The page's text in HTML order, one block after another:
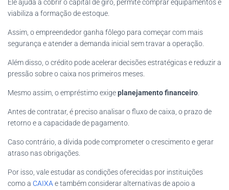
Ele ajuda a cobrir o capital de giro, permite comprar equipamentos e
viabiliza a formação de estoque.
Assim, o empreendedor ganha fôlego para começar com mais
segurança e atender a demanda inicial sem travar a operação.
Além disso, o crédito pode acelerar decisões estratégicas e reduzir a
pressão sobre o caixa nos primeiros meses.
Mesmo assim, o empréstimo exigeplanejamento financeiro
Antes de contratar, é preciso analisar o fluxo de caixa, o prazo de
retorno e a capacidade de pagamento.
Caso contrário, a dívida pode comprometer o crescimento e gerar
atraso nas obrigações.
Por isso, vale estudar as condições oferecidas por instituições
como a CAIXA e também considerar alternativas de apoio a